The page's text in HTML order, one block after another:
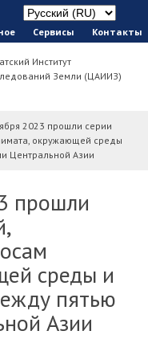
Сервисы Контакты
Институт
Земли (ЦАИИЗ)
2023 прошли серии
окружающей среды
Центральной Азии
прошли
среды и
пятью
Азии